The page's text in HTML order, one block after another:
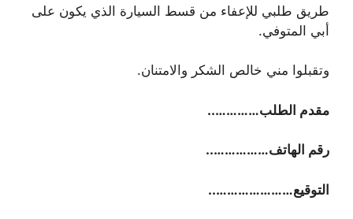
طريق طلبي للإعفاء من قسط السيارة الذي يكون على
أبي المتوفي.
وتقبلوا مني خالص الشكر والامتنان.
مقدم الطلب…………..
رقم الهاتف……………..
التوقيع…………………..